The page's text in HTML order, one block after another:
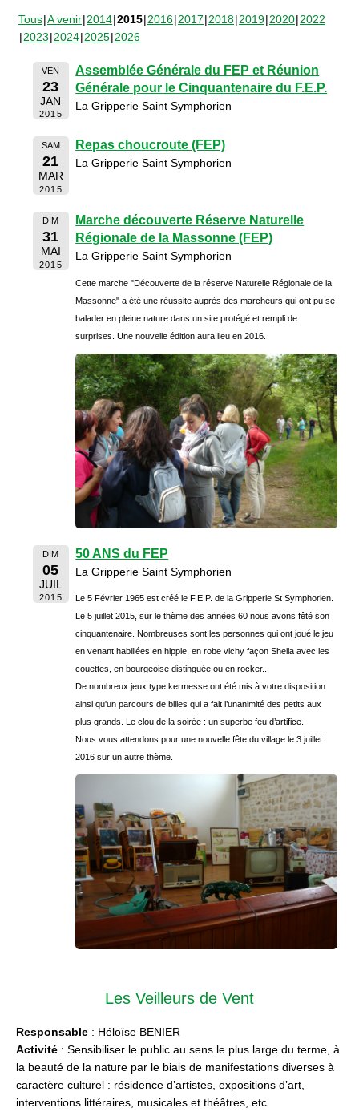
Tous A venir 2014 2015 2016 2017 2018 2019 2020 2022
2023 2024 2025 2026
VEN
23
JAN
2015
Assemblée Générale du FEP et Réunion
Générale pour le Cinquantenaire du F.E.P.
La Gripperie Saint Symphorien
SAM
21
MAR
2015
Repas choucroute (FEP)
La Gripperie Saint Symphorien
DIM
31
MAI
2015
Marche découverte Réserve Naturelle
Régionale de la Massonne (FEP)
La Gripperie Saint Symphorien
Cette marche "Découverte de la réserve Naturelle Régionale de la
Massonne" a été une réussite auprès des marcheurs qui ont pu se
balader en pleine nature dans un site protégé et rempli de
surprises. Une nouvelle édition aura lieu en 2016.
DIM
05
JUIL
2015
50 ANS du FEP
La Gripperie Saint Symphorien
Le 5 Février 1965 est créé le F.E.P. de la Gripperie St Symphorien.
Le 5 juillet 2015, sur le thème des années 60 nous avons fêté son
cinquantenaire. Nombreuses sont les personnes qui ont joué le jeu
en venant habillées en hippie, en robe vichy façon Sheila avec les
couettes, en bourgeoise distinguée ou en rocker...
De nombreux jeux type kermesse ont été mis à votre disposition
ainsi qu'un parcours de billes qui a fait l’unanimité des petits aux
plus grands. Le clou de la soirée : un superbe feu d’artifice.
Nous vous attendons pour une nouvelle fête du village le 3 juillet
2016 sur un autre thème.
Les Veilleurs de Vent
Responsable : Héloïse BENIER
Activité : Sensibiliser le public au sens le plus large du terme, à
la beauté de la nature par le biais de manifestations diverses à
caractère culturel : résidence d’artistes, expositions d’art,
interventions littéraires, musicales et théâtres, etc